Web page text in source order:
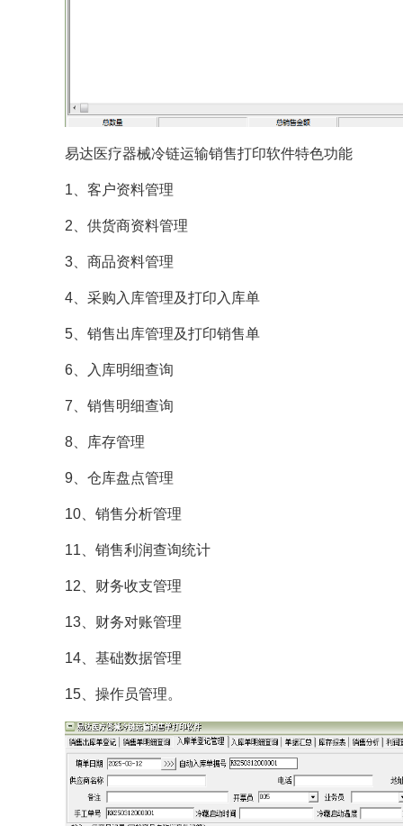
易达医疗器械冷链运输销售打印软件特色功能
1、客户资料管理
2、供货商资料管理
3、商品资料管理
4、采购入库管理及打印入库单
5、销售出库管理及打印销售单
6、入库明细查询
7、销售明细查询
8、库存管理
9、仓库盘点管理
10、销售分析管理
11、销售利润查询统计
12、财务收支管理
13、财务对账管理
14、基础数据管理
15、操作员管理。